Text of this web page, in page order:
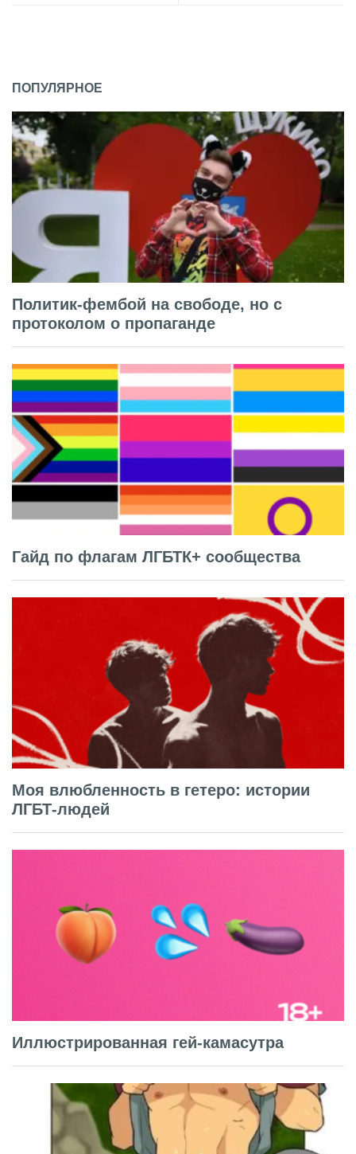
ПОПУЛЯРНОЕ
Политик-фембой на свободе, но с
протоколом о пропаганде
Гайд по флагам ЛГБТК+ сообщества
Моя влюбленность в гетеро: истории
ЛГБТ-людей
Иллюстрированная гей-камасутра